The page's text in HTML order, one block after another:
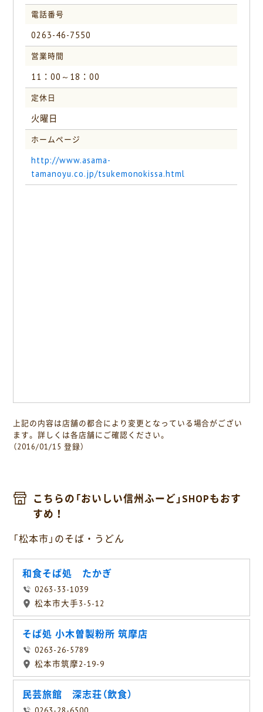
電話番号
0263-46-7550
営業時間
11：00～18：00
定休日
火曜日
ホームページ
http://www.asama-
tamanoyu.co.jp/tsukemonokissa.html
上記の内容は店舗の都合により変更となっている場合がござい
ます。詳しくは各店舗にご確認ください。
（2016/01/15 登録）
こちらの「おいしい信州ふーど」SHOPもおす
すめ！
「松本市」のそば・うどん
和食そば処 たかぎ
0263-33-1039
松本市大手3-5-12
そば処 小木曽製粉所 筑摩店
0263-26-5789
松本市筑摩2-19-9
民芸旅館 深志荘（飲食）